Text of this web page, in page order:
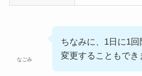
なごみ
ちなみに、1日に1
変更することもでき